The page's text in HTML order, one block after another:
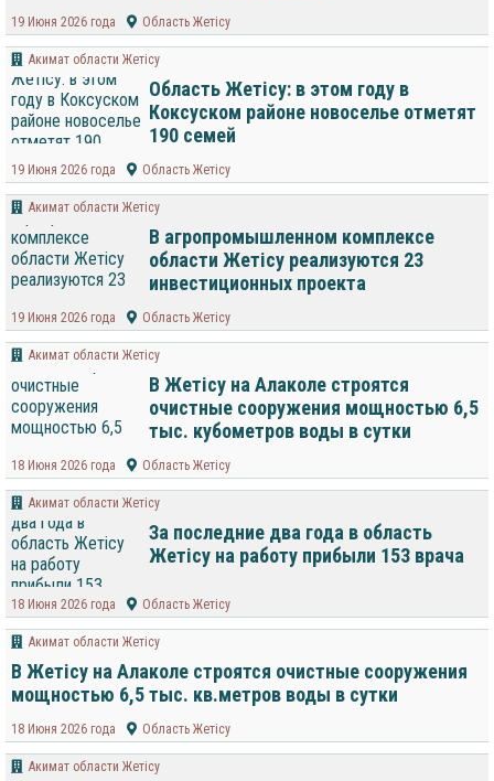
19 Июня 2026 года Область Жетісу
Акимат области Жетісу
Область Жетісу: в этом году в
Коксуском районе новоселье отметят
190 семей
19 Июня 2026 года Область Жетісу
Акимат области Жетісу
В агропромышленном комплексе
области Жетісу реализуются 23
инвестиционных проекта
19 Июня 2026 года Область Жетісу
Акимат области Жетісу
В Жетісу на Алаколе строятся
очистные сооружения мощностью 6,5
тыс. кубометров воды в сутки
18 Июня 2026 года Область Жетісу
Акимат области Жетісу
За последние два года в область
Жетісу на работу прибыли 153 врача
18 Июня 2026 года Область Жетісу
Акимат области Жетісу
В Жетісу на Алаколе строятся очистные сооружения
мощностью 6,5 тыс. кв.метров воды в сутки
18 Июня 2026 года Область Жетісу
Акимат области Жетісу